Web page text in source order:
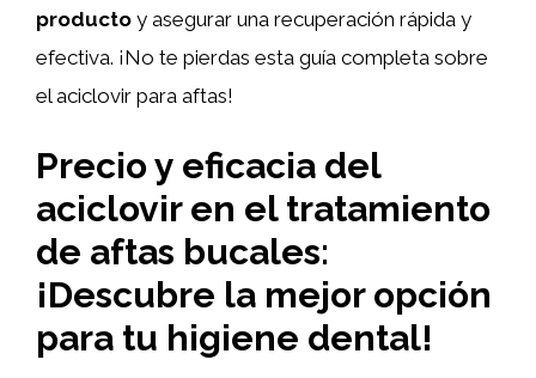
producto y asegurar una recuperación rápida y
efectiva. ¡No te pierdas esta guía completa sobre
el aciclovir para aftas!
Precio y eficacia del
aciclovir en el tratamiento
de aftas bucales:
¡Descubre la mejor opción
para tu higiene dental!